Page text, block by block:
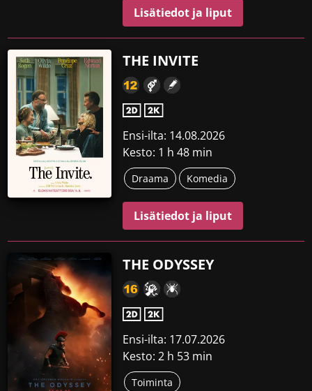
Lisätiedot ja liput
THE INVITE
Ensi-ilta: 14.08.2026
Kesto: 1 h 48 min
Draama Komedia
Lisätiedot ja liput
THE ODYSSEY
Ensi-ilta: 17.07.2026
Kesto: 2 h 53 min
Toiminta